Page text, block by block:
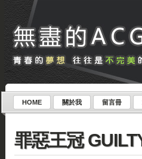
HOME 關於我 留言冊
罪惡王冠